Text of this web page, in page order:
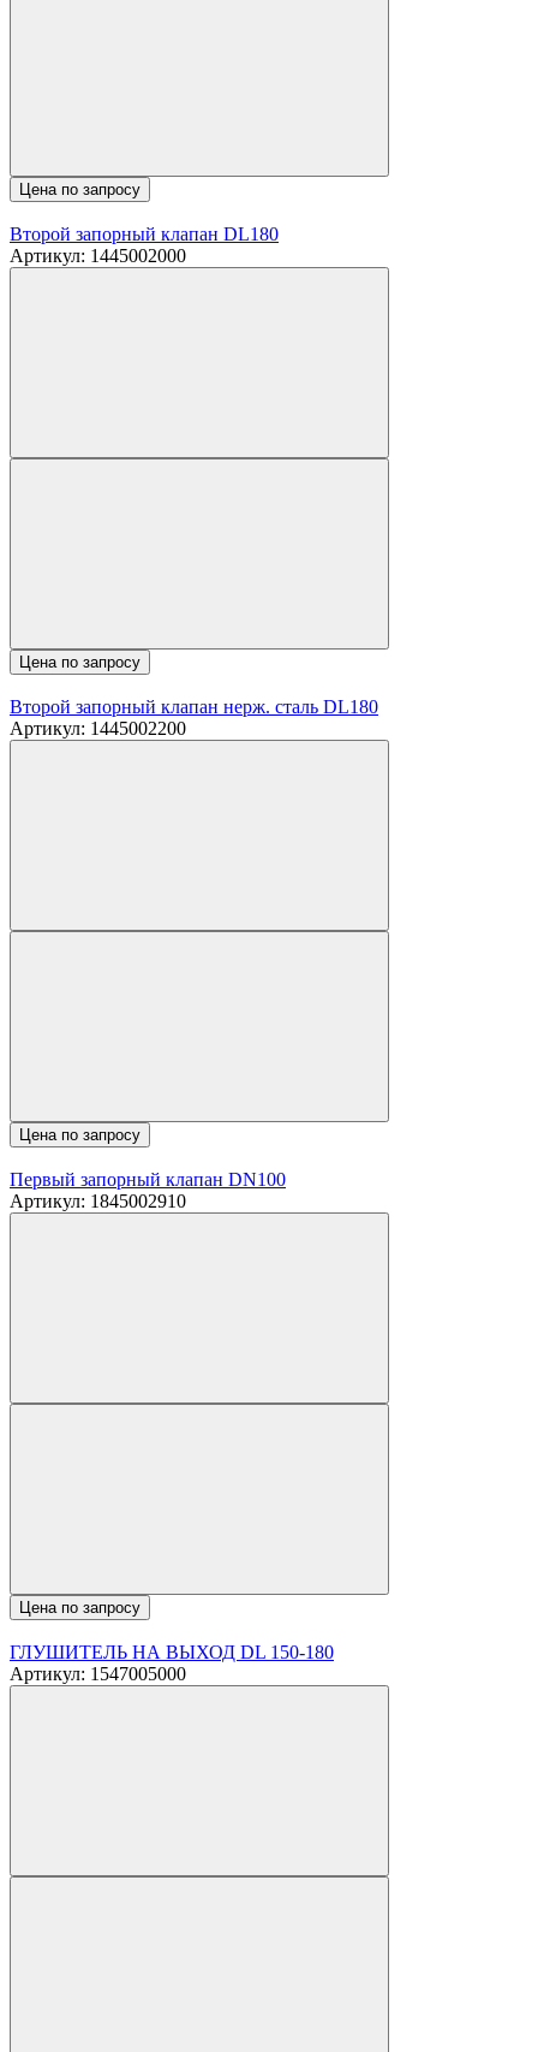
Цена по запросу
Второй запорный клапан DL180
Артикул: 1445002000
Цена по запросу
Второй запорный клапан нерж. сталь DL180
Артикул: 1445002200
Цена по запросу
Первый запорный клапан DN100
Артикул: 1845002910
Цена по запросу
ГЛУШИТЕЛЬ НА ВЫХОД DL 150-180
Артикул: 1547005000